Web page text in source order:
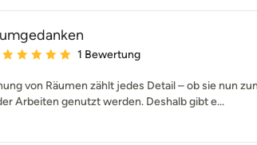
Bewertung: 5 von 5 Sternen
1 Bewertung
von Räumen zählt jedes Detail – ob sie nun
Arbeiten genutzt werden. Deshalb gibt e...